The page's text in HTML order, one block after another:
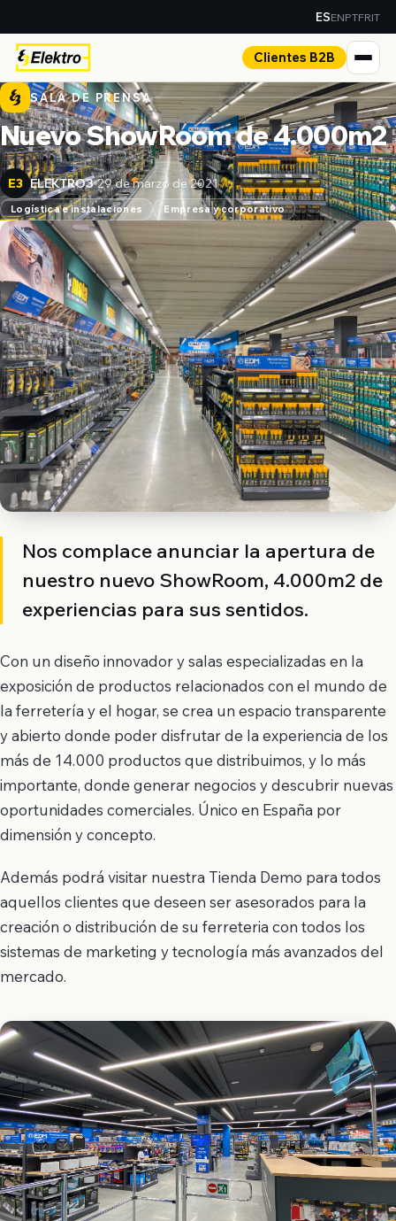
ESENPTFRIT
Clientes B2B
SALA DE PRENSA
Nuevo ShowRoom de 4.000m2
E3 ELEKTRO3 29 de marzo de 2021
Logística e instalaciones Empresa y corporativo
Nos complace anunciar la apertura de
nuestro nuevo ShowRoom, 4.000m2 de
experiencias para sus sentidos.
Con un diseño innovador y salas especializadas en la
exposición de productos relacionados con el mundo de
la ferretería y el hogar, se crea un espacio transparente
y abierto donde poder disfrutar de la experiencia de los
más de 14.000 productos que distribuimos, y lo más
importante, donde generar negocios y descubrir nuevas
oportunidades comerciales. Único en España por
dimensión y concepto.
Además podrá visitar nuestra Tienda Demo para todos
aquellos clientes que deseen ser asesorados para la
creación o distribución de su ferreteria con todos los
sistemas de marketing y tecnología más avanzados del
mercado.